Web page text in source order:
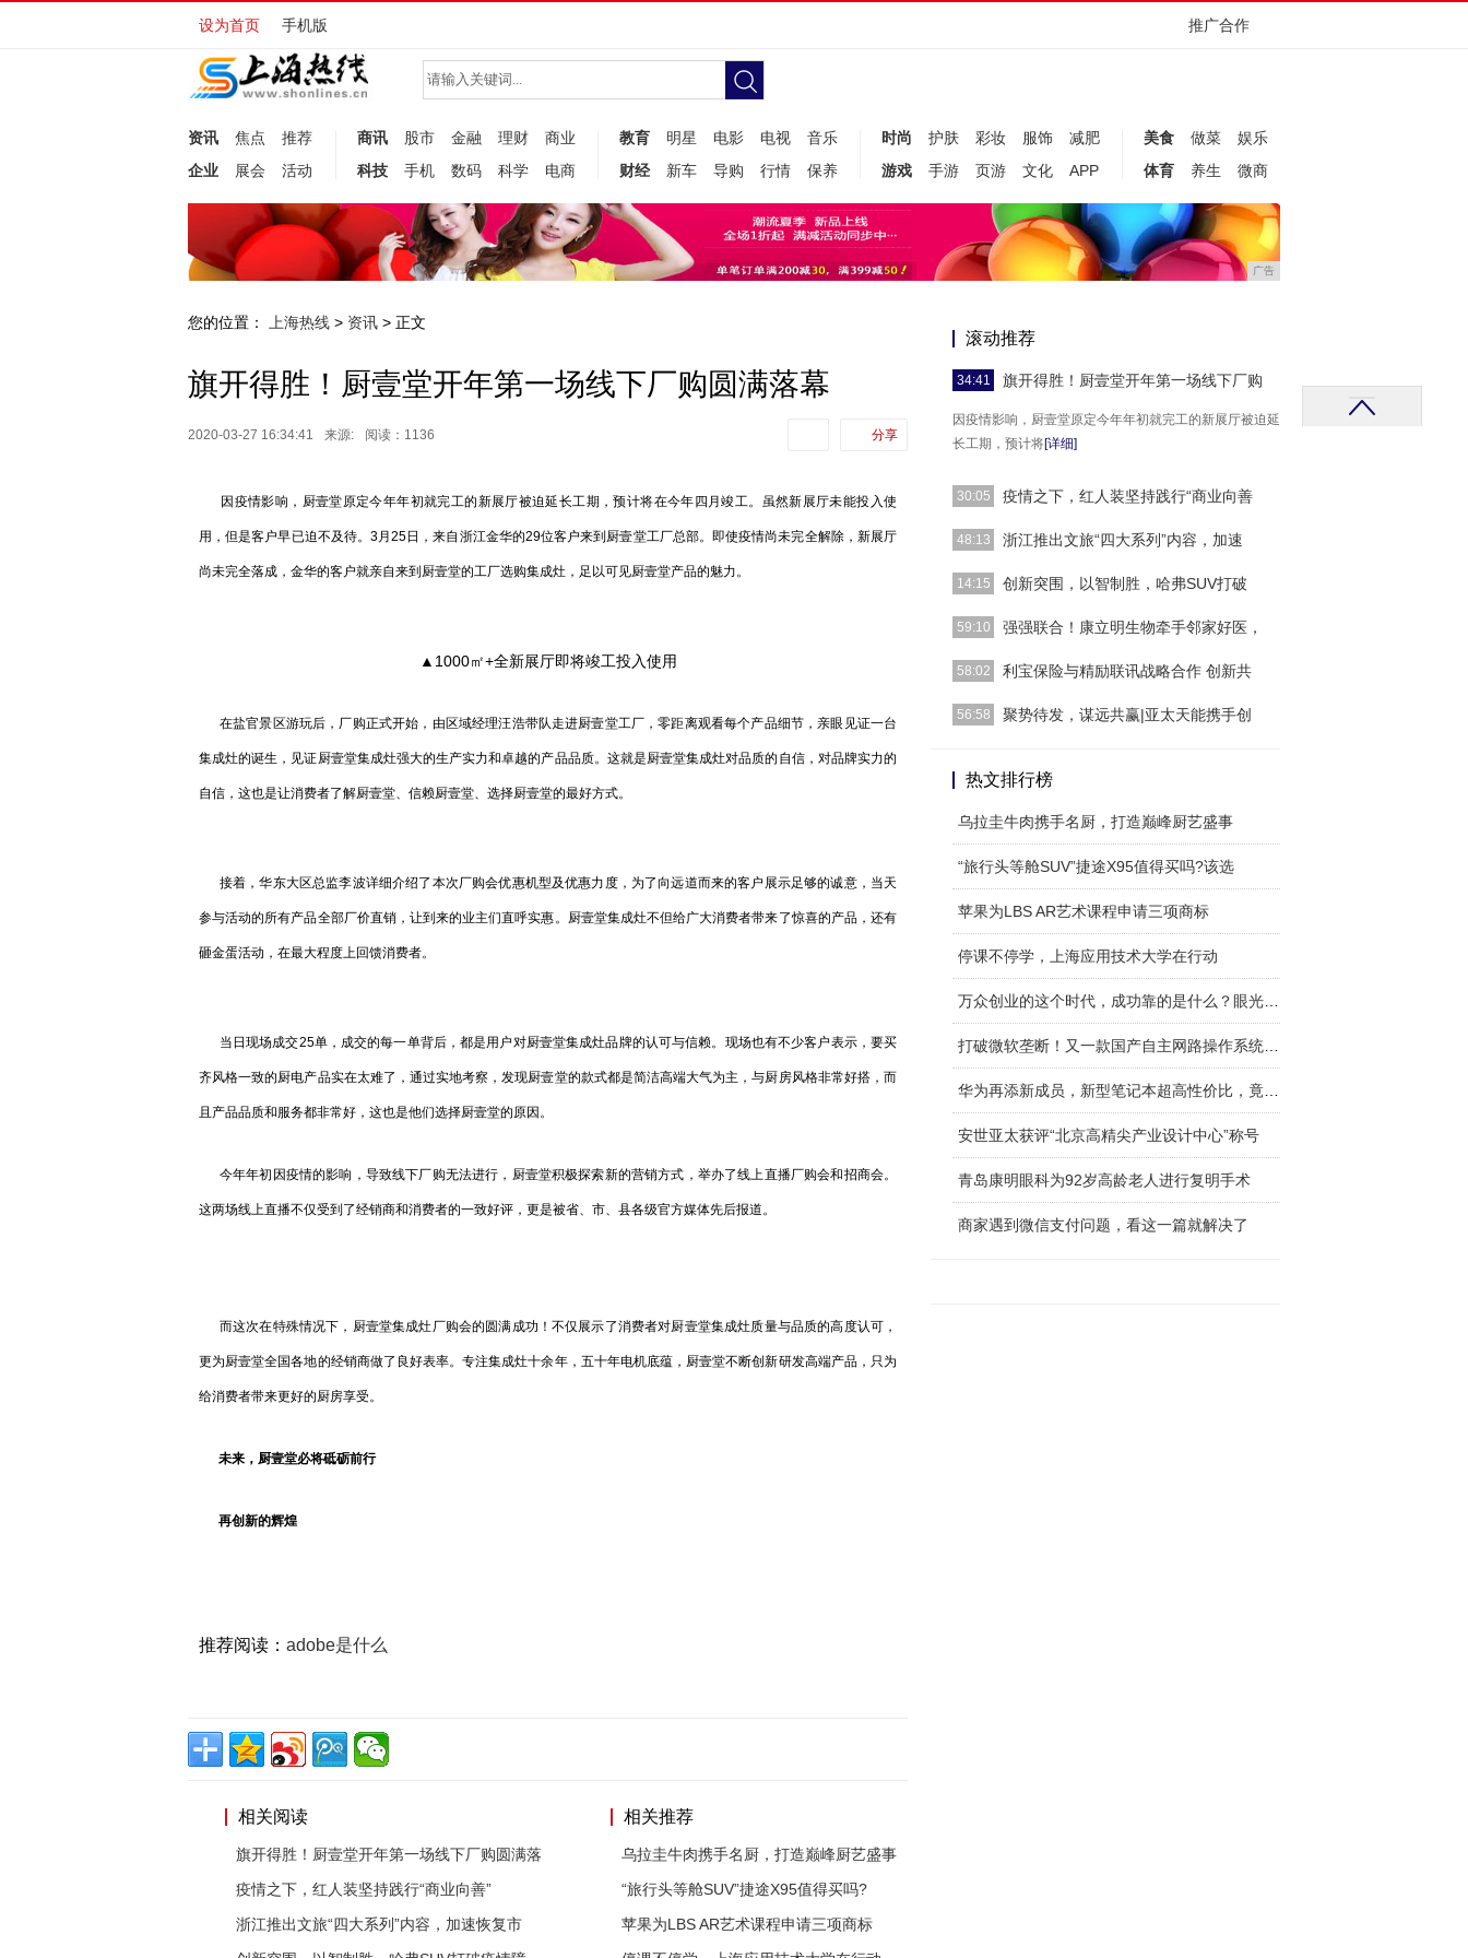
设为首页 手机版 推广合作
资讯 焦点
推荐
企业
展会 活动
商讯 股市 金融 理财
商业
科技
手机 数码 科学 电商
教育 明星 电影 电视
音乐
财经
新车 导购 行情 保养
时尚 护肤 彩妆 服饰
减肥
游戏
手游 页游 文化 APP
美食 做菜
娱乐
体育
养生 微商
广告
您的位置： 上海热线 > 资讯 > 正文
旗开得胜！厨壹堂开年第一场线下厂购圆满落幕
2020-03-27 16:34:41 来源: 阅读：1136 分享
因疫情影响，厨壹堂原定今年年初就完工的新展厅被迫延长工期，预计将在今年四月竣工。虽然新展厅未能投入使
用，但是客户早已迫不及待。3月25日，来自浙江金华的29位客户来到厨壹堂工厂总部。即使疫情尚未完全解除，新展厅
尚未完全落成，金华的客户就亲自来到厨壹堂的工厂选购集成灶，足以可见厨壹堂产品的魅力。
▲1000㎡+全新展厅即将竣工投入使用
在盐官景区游玩后，厂购正式开始，由区域经理汪浩带队走进厨壹堂工厂，零距离观看每个产品细节，亲眼见证一台
集成灶的诞生，见证厨壹堂集成灶强大的生产实力和卓越的产品品质。这就是厨壹堂集成灶对品质的自信，对品牌实力的
自信，这也是让消费者了解厨壹堂、信赖厨壹堂、选择厨壹堂的最好方式。
接着，华东大区总监李波详细介绍了本次厂购会优惠机型及优惠力度，为了向远道而来的客户展示足够的诚意，当天
参与活动的所有产品全部厂价直销，让到来的业主们直呼实惠。厨壹堂集成灶不但给广大消费者带来了惊喜的产品，还有
砸金蛋活动，在最大程度上回馈消费者。
当日现场成交25单，成交的每一单背后，都是用户对厨壹堂集成灶品牌的认可与信赖。现场也有不少客户表示，要买
齐风格一致的厨电产品实在太难了，通过实地考察，发现厨壹堂的款式都是简洁高端大气为主，与厨房风格非常好搭，而
且产品品质和服务都非常好，这也是他们选择厨壹堂的原因。
今年年初因疫情的影响，导致线下厂购无法进行，厨壹堂积极探索新的营销方式，举办了线上直播厂购会和招商会。
这两场线上直播不仅受到了经销商和消费者的一致好评，更是被省、市、县各级官方媒体先后报道。
而这次在特殊情况下，厨壹堂集成灶厂购会的圆满成功！不仅展示了消费者对厨壹堂集成灶质量与品质的高度认可，
更为厨壹堂全国各地的经销商做了良好表率。专注集成灶十余年，五十年电机底蕴，厨壹堂不断创新研发高端产品，只为
给消费者带来更好的厨房享受。
未来，厨壹堂必将砥砺前行
再创新的辉煌
推荐阅读： adobe是什么
相关阅读
旗开得胜！厨壹堂开年第一场线下厂购圆满落
疫情之下，红人装坚持践行“商业向善”
浙江推出文旅“四大系列”内容，加速恢复市
相关推荐
乌拉圭牛肉携手名厨，打造巅峰厨艺盛事
“旅行头等舱SUV”捷途X95值得买吗?
苹果为LBS AR艺术课程申请三项商标
滚动推荐
34:41 旗开得胜！厨壹堂开年第一场线下厂购
因疫情影响，厨壹堂原定今年年初就完工的新展厅被迫延
长工期，预计将[详细]
30:05 疫情之下，红人装坚持践行“商业向善
“在追求正向财务回报的同时，还要有显著的社会影响
48:13 浙江推出文旅“四大系列”内容，加速
深入贯彻落实省委省政府关于“推动高质量复工复产”的部
14:15 创新突围，以智制胜，哈弗SUV打破
新冠疫情突如其来，使得全行业的生存环境都变得异常极
59:10 强强联合！康立明生物牵手邻家好医，
近日，康立明生物与格格医疗科技(上海)有限公司旗下的
58:02 利宝保险与精励联讯战略合作 创新共
近日，利宝保险有限公司（简称“利宝保险”）与精励联讯
56:58 聚势待发，谋远共赢|亚太天能携手创
向大众化普及。[详细]
热文排行榜
乌拉圭牛肉携手名厨，打造巅峰厨艺盛事
“旅行头等舱SUV”捷途X95值得买吗?该选
苹果为LBS AR艺术课程申请三项商标
停课不停学，上海应用技术大学在行动
安世亚太获评“北京高精尖产业设计中心”称号
青岛康明眼科为92岁高龄老人进行复明手术
商家遇到微信支付问题，看这一篇就解决了